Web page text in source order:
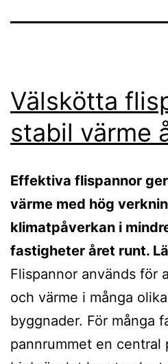
Välskötta
stabil värme
Effektiva flispannor
värme med hög
klimatpåverkan i
fastigheter året runt.
Flispannor används för
och värme i många
byggnader. För många
pannrummet en central